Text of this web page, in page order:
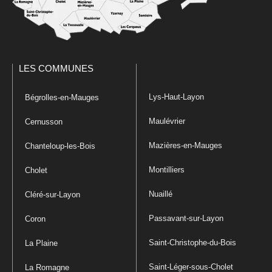
LES COMMUNES
Bégrolles-en-Mauges
Cernusson
Chanteloup-les-Bois
Cholet
Cléré-sur-Layon
Coron
La Plaine
La Romagne
Lys-Haut-Layon
Maulévrier
Mazières-en-Mauges
Montilliers
Nuaillé
Passavant-sur-Layon
Saint-Christophe-du-Bois
Saint-Léger-sous-Cholet